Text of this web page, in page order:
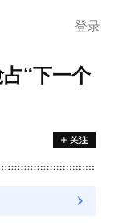
登录
“下一个